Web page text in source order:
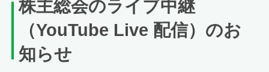
株主総会のライブ中継
（YouTube Live 配信）のお
知らせ